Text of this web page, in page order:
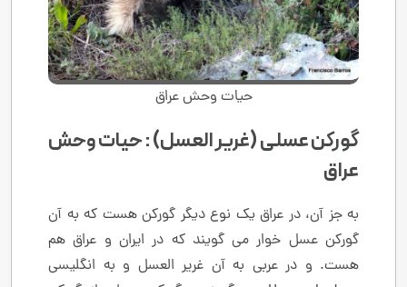
حیات وحش عراق
گورکن عسلی (غریر العسل) : حیات وحش
عراق
به جز آن، در عراق یک نوع دیگر گورکن هست که به آن
گورکن عسل خوار می گویند که در ایران و عراق هم
هست. و در عربی به آن غریر العسل و به انگلیسی